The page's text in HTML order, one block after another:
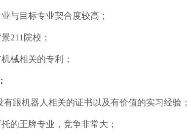
与目标专业契合度较高；
211院校；
械相关的专利；
有跟机器人相关的证书以及有价值的实习经验；
的王牌专业，竞争非常大；